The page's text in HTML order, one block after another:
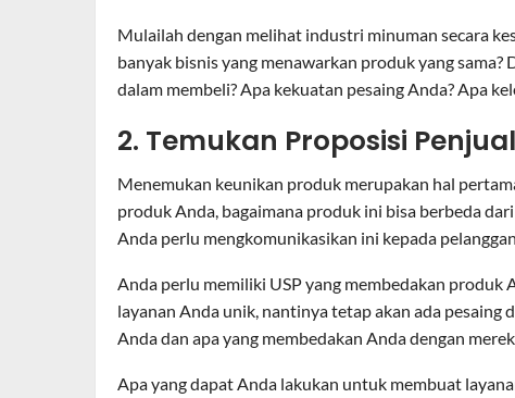
Mulailah dengan melihat industri minuman secara
banyak bisnis yang menawarkan produk yang sama?
dalam membeli? Apa kekuatan pesaing Anda? Apa
2. Temukan Proposisi
Menemukan keunikan produk merupakan hal
produk Anda, bagaimana produk ini bisa berbeda
Anda perlu mengkomunikasikan ini kepada
Anda perlu memiliki USP yang membedakan produk
layanan Anda unik, nantinya tetap akan ada pesaing
Anda dan apa yang membedakan Anda dengan
Apa yang dapat Anda lakukan untuk membuat